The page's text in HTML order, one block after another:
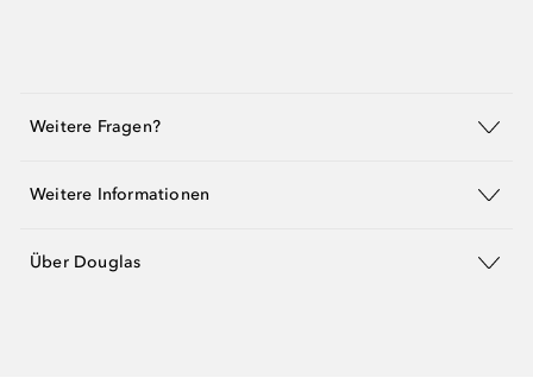
Weitere Fragen?
Weitere Informationen
Über Douglas